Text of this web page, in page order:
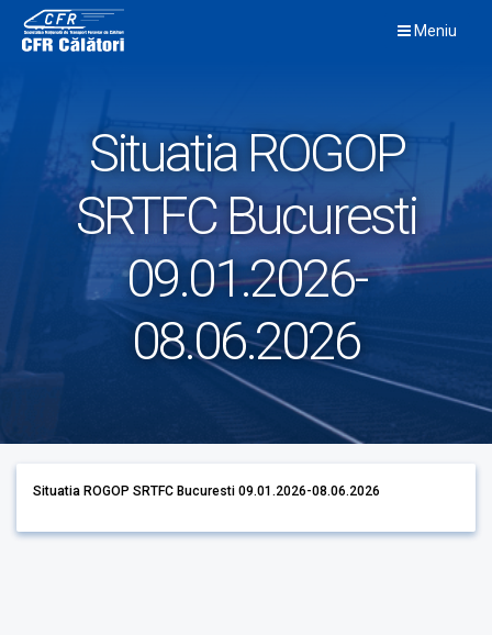
content
Meniu
Situatia ROGOP
SRTFC Bucuresti
09.01.2026-
08.06.2026
Situatia ROGOP SRTFC Bucuresti 09.01.2026-08.06.2026